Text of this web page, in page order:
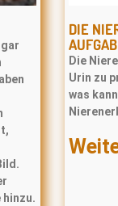
hinzu.
DIE
Die
Urin zu
was